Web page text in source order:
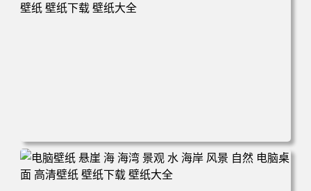
壁纸下载 壁纸大全
电脑壁纸 艺术 自然 草 绿色 清新 护眼 电脑桌面 高清壁纸
壁纸下载 壁纸大全